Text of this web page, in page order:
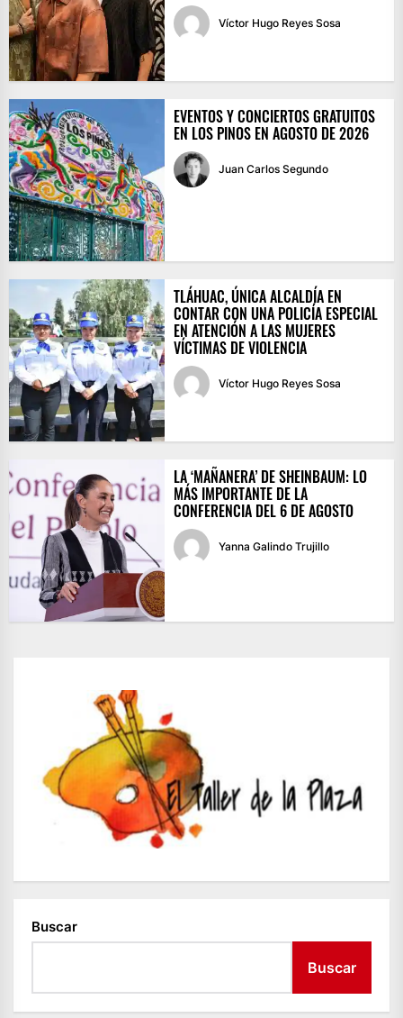
Víctor Hugo Reyes Sosa
EVENTOS Y CONCIERTOS GRATUITOS
EN LOS PINOS EN AGOSTO DE 2026
Juan Carlos Segundo
TLÁHUAC, ÚNICA ALCALDÍA EN
CONTAR CON UNA POLICÍA ESPECIAL
EN ATENCIÓN A LAS MUJERES
VÍCTIMAS DE VIOLENCIA
Víctor Hugo Reyes Sosa
LA ‘MAÑANERA’ DE SHEINBAUM: LO
MÁS IMPORTANTE DE LA
CONFERENCIA DEL 6 DE AGOSTO
Yanna Galindo Trujillo
Buscar
Buscar